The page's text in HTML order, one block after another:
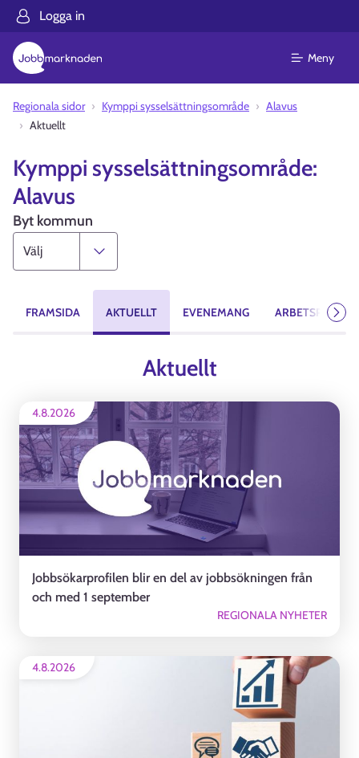
Logga in
Meny
Regionala sidor Kymppi sysselsättningsområde
Alavus
Aktuellt
Kymppi sysselsättningsområde:
Alavus
Byt kommun
FRAMSIDA AKTUELLT EVENEMANG
Aktuellt
4.8.2026
Jobbsökarprofilen blir en del av jobbsökningen från
och med 1 september
REGIONALA NYHETER
4.8.2026